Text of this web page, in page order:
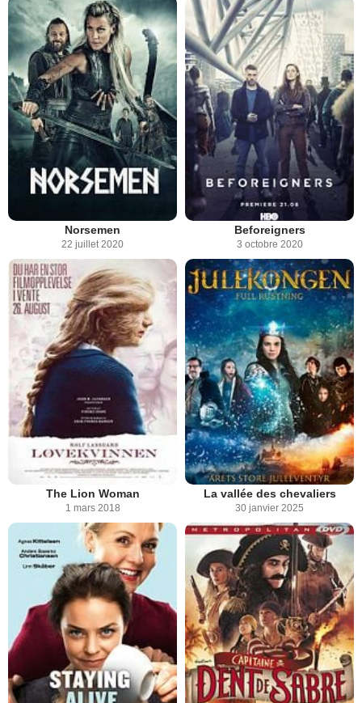
Norsemen
22 juillet 2020
Beforeigners
3 octobre 2020
The Lion Woman
1 mars 2018
La vallée des chevaliers
30 janvier 2025